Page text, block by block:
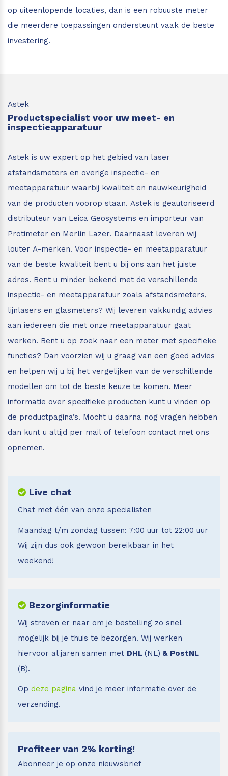
op uiteenlopende locaties, dan is een robuuste meter
die meerdere toepassingen ondersteunt vaak de beste
investering.
Astek
Productspecialist voor uw meet- en
inspectieapparatuur
Astek is uw expert op het gebied van laser
afstandsmeters en overige inspectie- en
meetapparatuur waarbij kwaliteit en nauwkeurigheid
van de producten voorop staan. Astek is geautoriseerd
distributeur van Leica Geosystems en importeur van
Protimeter en Merlin Lazer. Daarnaast leveren wij
louter A-merken. Voor inspectie- en meetapparatuur
van de beste kwaliteit bent u bij ons aan het juiste
adres. Bent u minder bekend met de verschillende
inspectie- en meetapparatuur zoals afstandsmeters,
lijnlasers en glasmeters? Wij leveren vakkundig advies
aan iedereen die met onze meetapparatuur gaat
werken. Bent u op zoek naar een meter met specifieke
functies? Dan voorzien wij u graag van een goed advies
en helpen wij u bij het vergelijken van de verschillende
modellen om tot de beste keuze te komen. Meer
informatie over specifieke producten kunt u vinden op
de productpagina’s. Mocht u daarna nog vragen hebben
dan kunt u altijd per mail of telefoon contact met ons
opnemen.
Live chat
Chat met één van onze specialisten
Maandag t/m zondag tussen: 7:00 uur tot 22:00 uur
Wij zijn dus ook gewoon bereikbaar in het
weekend!
Bezorginformatie
Wij streven er naar om je bestelling zo snel
mogelijk bij je thuis te bezorgen. Wij werken
hiervoor al jaren samen met DHL (NL) & PostNL
(B).
Op deze pagina vind je meer informatie over de
verzending.
Profiteer van 2% korting!
Abonneer je op onze nieuwsbrief